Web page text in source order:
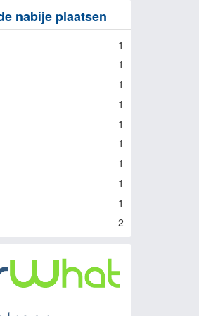
nabije plaatsen
1
1
1
1
1
1
1
1
1
2